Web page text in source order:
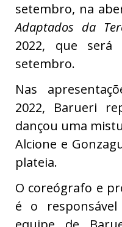
setembro, na
Adaptados da
2022, que
setembro.
Nas
2022, Barueri
dançou uma
Alcione e
plateia.
O coreógrafo e
é o